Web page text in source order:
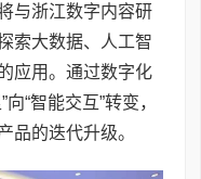
与浙江数字内容研
索大数据、人工智
应用。通过数字化
“智能交互”转变，
品的迭代升级。